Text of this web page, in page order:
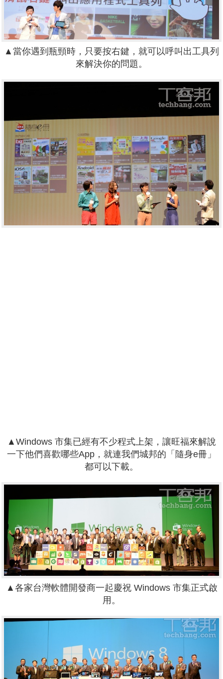
▲當你遇到瓶頸時，只要按右鍵，就可以呼叫出工具列
來解決你的問題。
▲Windows 市集已經有不少程式上架，讓旺福來解說
一下他們喜歡哪些App，就連我們城邦的「隨身e冊」
都可以下載。
▲各家台灣軟體開發商一起慶祝 Windows 市集正式啟
用。